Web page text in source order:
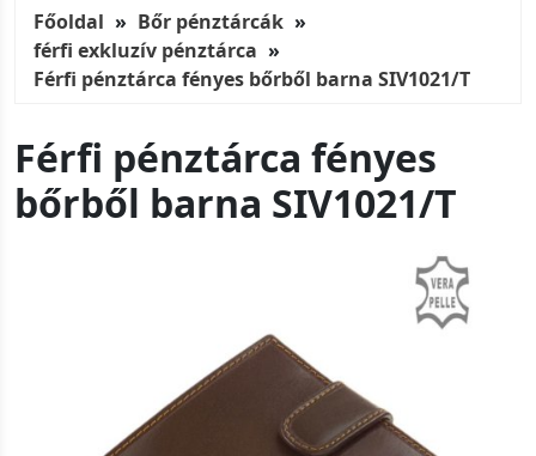
Főoldal
Bőr pénztárcák
férfi exkluzív pénztárca
Férfi pénztárca fényes bőrből barna SIV1021/T
Férfi pénztárca fényes
bőrből barna SIV1021/T